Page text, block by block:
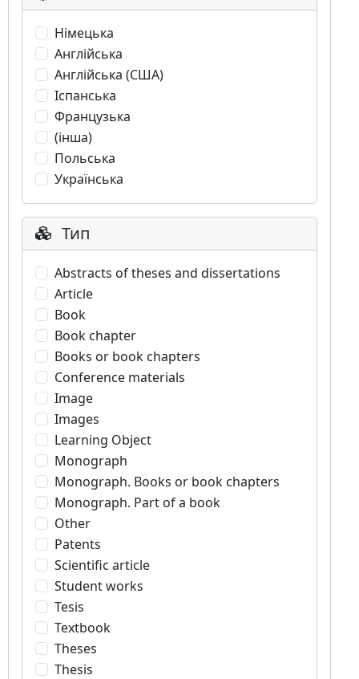
Німецька
Англійська
Англійська (США)
Іспанська
Французька
(інша)
Польська
Українська
Тип
Abstracts of theses and dissertations
Article
Book
Book chapter
Books or book chapters
Conference materials
Image
Images
Learning Object
Monograph
Monograph. Books or book chapters
Monograph. Part of a book
Other
Patents
Scientific article
Student works
Tesis
Textbook
Theses
Thesis